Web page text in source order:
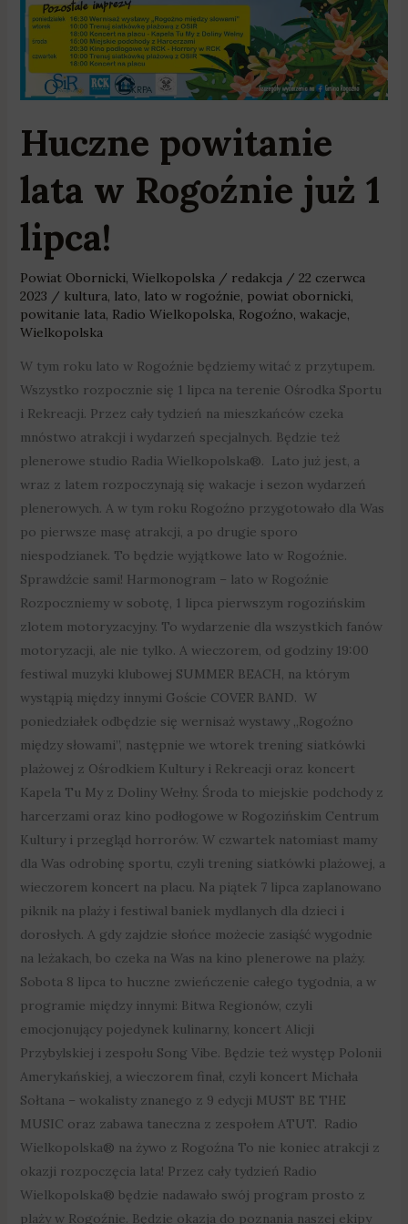
Huczne powitanie
lata w Rogoźnie już 1
lipca!
Powiat Obornicki, Wielkopolska/ redakcja / 22 czerwca
2023 / kultura, lato, lato w rogoźnie, powiat obornicki,
powitanie lata, Radio Wielkopolska, Rogoźno, wakacje,
Wielkopolska
W tym roku lato w Rogoźnie będziemy witać z przytupem.
Wszystko rozpocznie się 1 lipca na terenie Ośrodka Sportu
i Rekreacji. Przez cały tydzień na mieszkańców czeka
mnóstwo atrakcji i wydarzeń specjalnych. Będzie też
plenerowe studio Radia Wielkopolska®. Lato już jest, a
wraz z latem rozpoczynają się wakacje i sezon wydarzeń
plenerowych. A w tym roku Rogoźno przygotowało dla Was
po pierwsze masę atrakcji, a po drugie sporo
niespodzianek. To będzie wyjątkowe lato w Rogoźnie.
Sprawdźcie sami! Harmonogram – lato w Rogoźnie
Rozpoczniemy w sobotę, 1 lipca pierwszym rogozińskim
zlotem motoryzacyjny. To wydarzenie dla wszystkich fanów
motoryzacji, ale nie tylko. A wieczorem, od godziny 19:00
festiwal muzyki klubowej SUMMER BEACH, na którym
wystąpią między innymi Goście COVER BAND. W
poniedziałek odbędzie się wernisaż wystawy „Rogoźno
między słowami”, następnie we wtorek trening siatkówki
plażowej z Ośrodkiem Kultury i Rekreacji oraz koncert
Kapela Tu My z Doliny Wełny. Środa to miejskie podchody z
harcerzami oraz kino podłogowe w Rogozińskim Centrum
Kultury i przegląd horrorów. W czwartek natomiast mamy
dla Was odrobinę sportu, czyli trening siatkówki plażowej, a
wieczorem koncert na placu. Na piątek 7 lipca zaplanowano
piknik na plaży i festiwal baniek mydlanych dla dzieci i
dorosłych. A gdy zajdzie słońce możecie zasiąść wygodnie
na leżakach, bo czeka na Was na kino plenerowe na plaży.
Sobota 8 lipca to huczne zwieńczenie całego tygodnia, a w
programie między innymi: Bitwa Regionów, czyli
emocjonujący pojedynek kulinarny, koncert Alicji
Przybylskiej i zespołu Song Vibe. Będzie też występ Polonii
Amerykańskiej, a wieczorem finał, czyli koncert Michała
Sołtana – wokalisty znanego z 9 edycji MUST BE THE
MUSIC oraz zabawa taneczna z zespołem ATUT. Radio
Wielkopolska® na żywo z Rogoźna To nie koniec atrakcji z
okazji rozpoczęcia lata! Przez cały tydzień Radio
Wielkopolska® będzie nadawało swój program prosto z
plaży w Rogoźnie. Będzie okazja do poznania naszej ekipy